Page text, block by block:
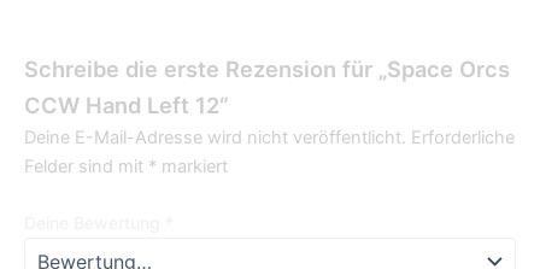
Schreibe die erste Rezension für „Space Orcs
CCW Hand Left 12“
Deine E-Mail-Adresse wird nicht veröffentlicht. Erforderliche
Felder sind mit * markiert